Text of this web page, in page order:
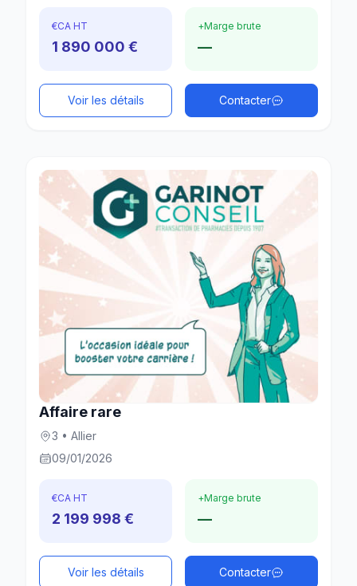
€CA HT
1 890 000 €
+Marge brute
—
Voir les détails Contacter
Affaire rare
3 • Allier
09/01/2026
€CA HT
2 199 998 €
+Marge brute
—
Voir les détails Contacter